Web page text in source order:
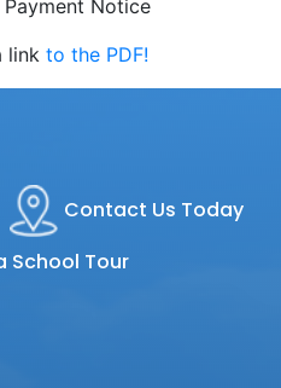
Notice
link to the PDF!
Contact Us Today
School Tour